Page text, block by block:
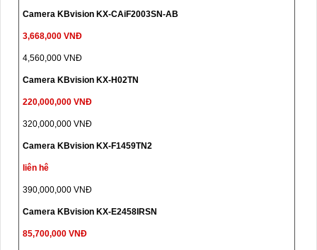
Camera KBvision KX-CAiF2003SN-AB
3,668,000 VNĐ
4,560,000 VNĐ
Camera KBvision KX-H02TN
220,000,000 VNĐ
320,000,000 VNĐ
Camera KBvision KX-F1459TN2
liên hê
390,000,000 VNĐ
Camera KBvision KX-E2458IRSN
85,700,000 VNĐ